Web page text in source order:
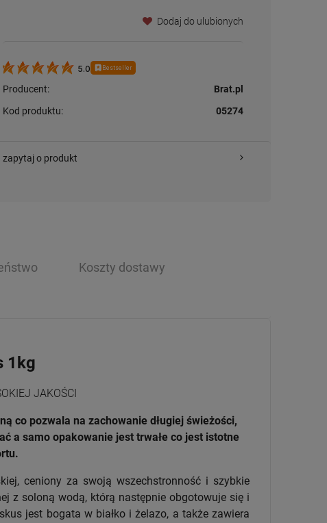
Dodaj do ulubionych
5.0 Bestseller
Producent:
Brat.pl
Kod produktu:
05274
zapytaj o produkt
Koszty dostawy
1kg
JAKOŚCI
co pozwala na zachowanie długiej świeżości,
a samo opakowanie jest trwałe co jest istotne
ceniony za swoją wszechstronność i szybkie
z soloną wodą, którą następnie obgotowuje się i
jest bogata w białko i żelazo, a także zawiera